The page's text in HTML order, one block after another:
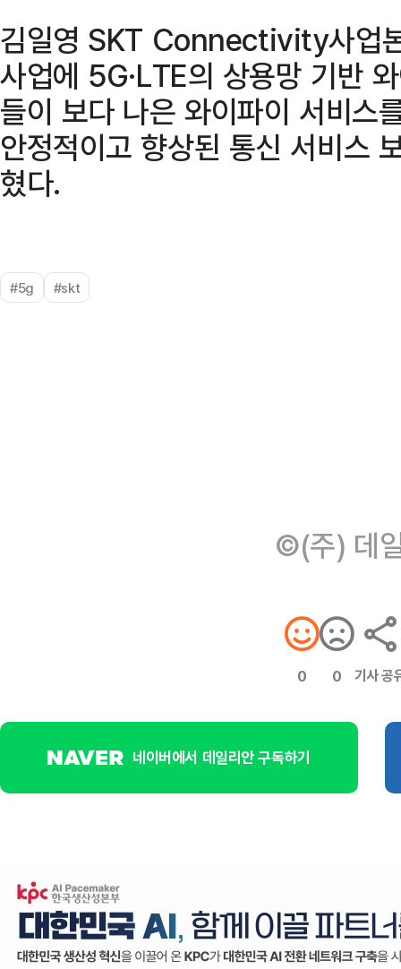
김일영 SKT Connectivity사업
사업에 5G·LTE의 상용망 기반
들이 보다 나은 와이파이 서비스
안정적이고 향상된 통신 서비스
혔다.
#5g #skt
©(주) 데
0 0 기사 공
네이버에서 데일리안 구독하기